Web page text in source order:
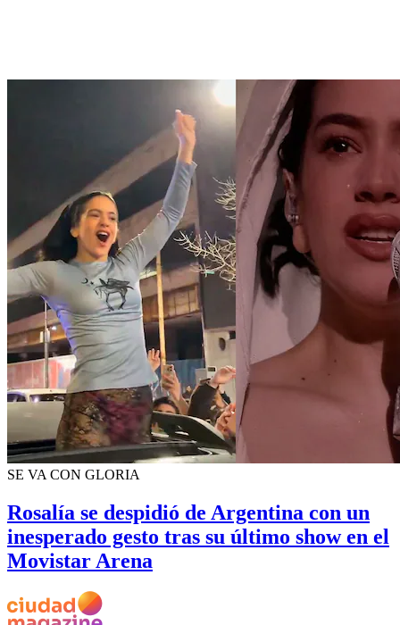
SE VA CON GLORIA
Rosalía se despidió de Argentina con un
inesperado gesto tras su último show en el
Movistar Arena